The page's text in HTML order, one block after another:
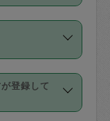
払にはご利
いませ
、依頼料
となりま
ルは有償
上のキャ
期の場合
（1200
詳細」に
れも１回あ
、料理、
よってで
で、依頼
登録して